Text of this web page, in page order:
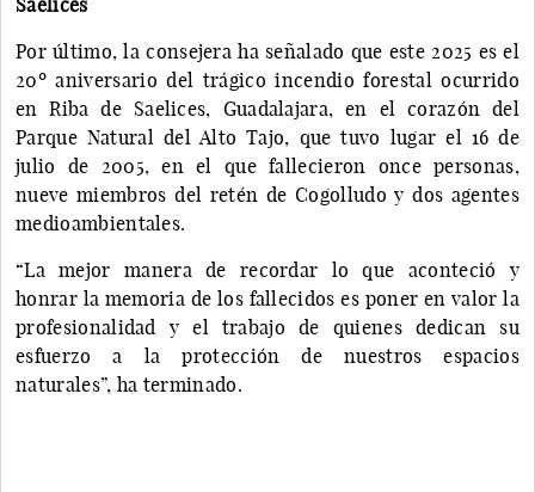
Por último, la consejera ha señalado que este 2025 es el
20º aniversario del trágico incendio forestal ocurrido
en Riba de Saelices, Guadalajara, en el corazón del
Parque Natural del Alto Tajo, que tuvo lugar el 16 de
julio de 2005, en el que fallecieron once personas,
nueve miembros del retén de Cogolludo y dos agentes
medioambientales.
“La mejor manera de recordar lo que aconteció y
honrar la memoria de los fallecidos es poner en valor la
profesionalidad y el trabajo de quienes dedican su
esfuerzo a la protección de nuestros espacios
naturales”, ha terminado.